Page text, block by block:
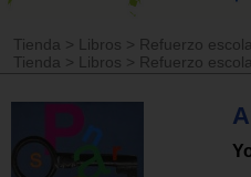
Tienda > Libros > Refuerzo
Tienda
> Libros > Refuerzo